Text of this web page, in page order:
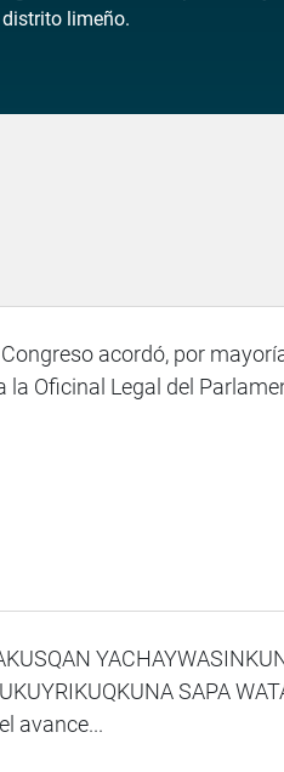
limeño.
acordó, por
Oficinal Legal del
SAPA
avance...